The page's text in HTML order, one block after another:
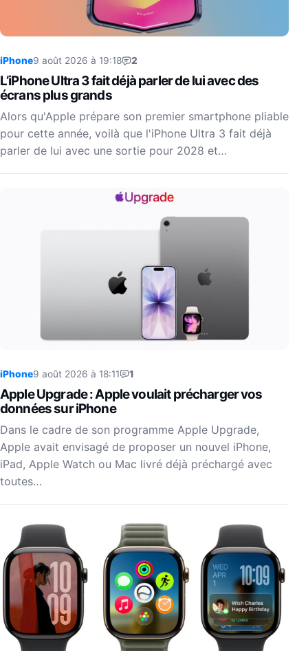
iPhone9 août 2026 à 19:18 2
L’iPhone Ultra 3 fait déjà parler de lui avec des
écrans plus grands
Alors qu'Apple prépare son premier smartphone pliable
pour cette année, voilà que l'iPhone Ultra 3 fait déjà
parler de lui avec une sortie pour 2028 et…
iPhone9 août 2026 à 18:11 1
Apple Upgrade : Apple voulait précharger vos
données sur iPhone
Dans le cadre de son programme Apple Upgrade,
Apple avait envisagé de proposer un nouvel iPhone,
iPad, Apple Watch ou Mac livré déjà préchargé avec
toutes…